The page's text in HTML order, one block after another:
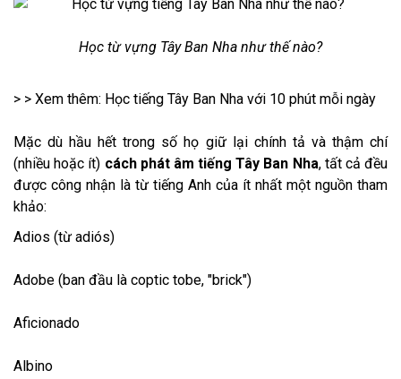
Học từ vựng Tây Ban Nha như thế nào?
> > Xem thêm: Học tiếng Tây Ban Nha với 10 phút mỗi ngày
Mặc dù hầu hết trong số họ giữ lại chính tả và thậm chí
(nhiều hoặc ít) cách phát âm tiếng Tây Ban Nha, tất cả đều
được công nhận là từ tiếng Anh của ít nhất một nguồn tham
khảo:
Adios (từ adiós)
Adobe (ban đầu là coptic tobe, "brick")
Aficionado
Albino